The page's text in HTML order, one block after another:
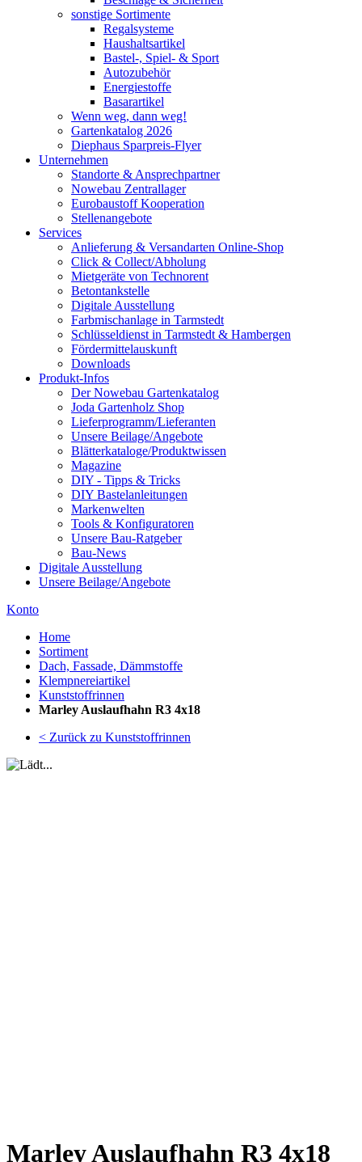
sonstige Sortimente
Regalsysteme
Haushaltsartikel
Bastel-, Spiel- & Sport
Autozubehör
Energiestoffe
Basarartikel
Wenn weg, dann weg!
Gartenkatalog 2026
Diephaus Sparpreis-Flyer
Unternehmen
Standorte & Ansprechpartner
Nowebau Zentrallager
Eurobaustoff Kooperation
Stellenangebote
Services
Anlieferung & Versandarten Online-Shop
Click & Collect/Abholung
Mietgeräte von Technorent
Betontankstelle
Digitale Ausstellung
Farbmischanlage in Tarmstedt
Schlüsseldienst in Tarmstedt & Hambergen
Fördermittelauskunft
Downloads
Produkt-Infos
Der Nowebau Gartenkatalog
Joda Gartenholz Shop
Lieferprogramm/Lieferanten
Unsere Beilage/Angebote
Blätterkataloge/Produktwissen
Magazine
DIY - Tipps & Tricks
DIY Bastelanleitungen
Markenwelten
Tools & Konfiguratoren
Unsere Bau-Ratgeber
Bau-News
Digitale Ausstellung
Unsere Beilage/Angebote
Konto
Home
Sortiment
Dach, Fassade, Dämmstoffe
Klempnereiartikel
Kunststoffrinnen
Marley Auslaufhahn R3 4x18
< Zurück zu Kunststoffrinnen
Marley Auslaufhahn R3 4x18